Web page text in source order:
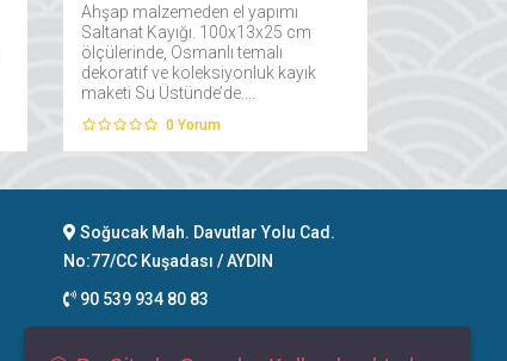
Ahşap malzemeden el yapımı
Saltanat Kayığı. 100x13x25 cm
ölçülerinde, Osmanlı temalı
dekoratif ve koleksiyonluk kayık
maketi Su Üstünde’de....
0 Yorum
Soğucak Mah. Davutlar Yolu Cad.
No:77/CC Kuşadası / AYDIN
90 539 934 80 83